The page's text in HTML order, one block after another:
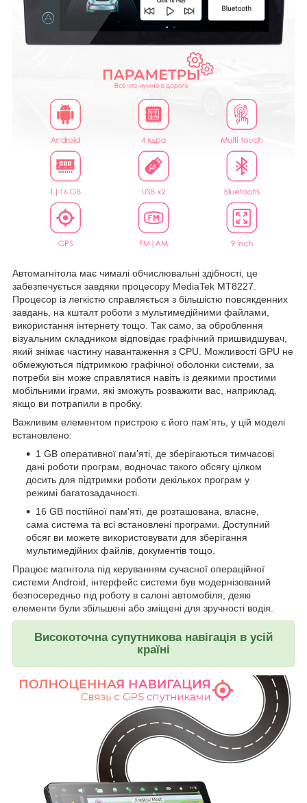
Автомагнітола має чималі обчислювальні здібності, це
забезпечується завдяки процесору MediaTek MT8227.
Процесор із легкістю справляється з більшістю повсякденних
завдань, на кшталт роботи з мультимедійними файлами,
використання інтернету тощо. Так само, за оброблення
візуальним складником відповідає графічний пришвидшувач,
який знімає частину навантаження з CPU. Можливості GPU не
обмежуються підтримкою графічної оболонки системи, за
потреби він може справлятися навіть із деякими простими
мобільними іграми, які зможуть розважити вас, наприклад,
якщо ви потрапили в пробку.
Важливим елементом пристрою є його пам'ять, у цій моделі
встановлено:
1 GB оперативної пам'яті, де зберігаються тимчасові
дані роботи програм, водночас такого обсягу цілком
досить для підтримки роботи декількох програм у
режимі багатозадачності.
16 GB постійної пам'яті, де розташована, власне,
сама система та всі встановлені програми. Доступний
обсяг ви можете використовувати для зберігання
мультимедійних файлів, документів тощо.
Працює магнітола під керуванням сучасної операційної
системи Android, інтерфейс системи був модернізований
безпосередньо під роботу в салоні автомобіля, деякі
елементи були збільшені або зміщені для зручності водія.
Високоточна супутникова навігація в усій
країні